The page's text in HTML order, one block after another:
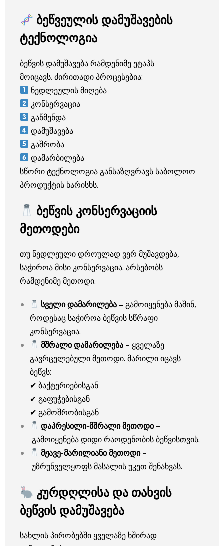
ბეწვეულის დამუშავების
ტექნოლოგია
ბეწვის დამუშავება რამდენიმე ეტაპს
მოიცავს. ძირითადი პროცესებია:
ნედლეულის მიღება
კონსერვაცია
გაწმენდა
დამუშავება
გაშრობა
დამარბილება
სწორი ტექნოლოგია განსაზღვრავს საბოლოო
პროდუქტის ხარისხს.
ბეწვის კონსერვაციის
მეთოდები
თუ ნედლეული დროულად ვერ მუშავდება,
საჭიროა მისი კონსერვაცია. არსებობს
რამდენიმე მეთოდი.
სველი დამარილება –გამოიყენება მაშინ,
როდესაც საჭიროა ბეწვის სწრაფი
კონსერვაცია.
მშრალი დამარილება – ყველაზე
გავრცელებული მეთოდი. მარილი იცავს
ბეწვს:
✔ ბაქტერიებისგან
✔ გაფუჭებისგან
✔ გამოშრობისგან
დაპრესილი-მშრალი მეთოდი –
გამოიყენება დიდი რაოდენობის ბეწვისთვის.
მჟავე-მარილიანი მეთოდი –
უზრუნველყოფს მასალის უკეთ შენახვას.
კურდღლისა და თახვის
ბეწვის დამუშავება
სახლის პირობებში ყველაზე ხშირად